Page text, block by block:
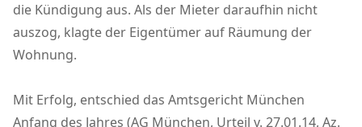
die Kündigung aus. Als der Mieter daraufhin nicht
auszog, klagte der Eigentümer auf Räumung der
Wohnung.
Mit Erfolg, entschied das Amtsgericht München
Anfang des Jahres (AG München, Urteil v. 27.01.14, Az.